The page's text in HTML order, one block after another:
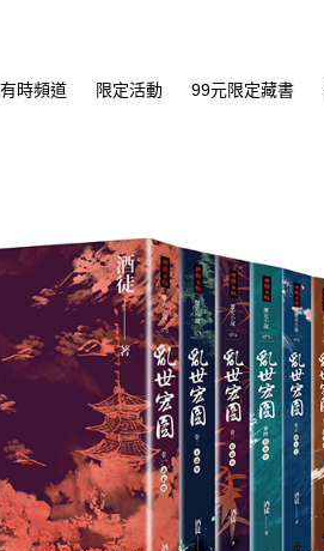
有時頻道 限定活動 99元限定藏書